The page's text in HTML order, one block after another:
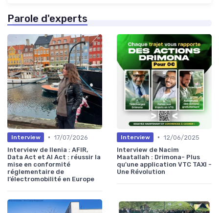
Parole d'experts
Interview • 17/07/2026
Interview de Ilenia : AFIR,
Data Act et AI Act : réussir la
mise en conformité
réglementaire de
l’électromobilité en Europe
Interview • 12/06/2025
Interview de Nacim
Maatallah : Drimona- Plus
qu'une application VTC TAXI -
Une Révolution